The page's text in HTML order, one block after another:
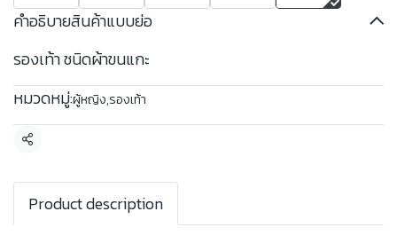
คำอธิบายสินค้าแบบย่อ
รองเท้า ชนิดผ้าขนแกะ
หมวดหมู่:ผู้หญิง,รองเท้า
แชร์
Product description